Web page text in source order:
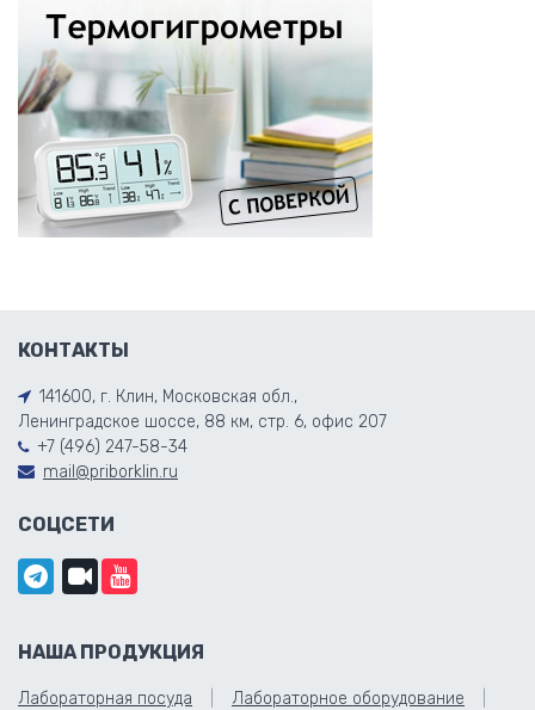
КОНТАКТЫ
141600, г. Клин, Московская обл.,
Ленинградское шоссе, 88 км, стр. 6, офис 207
+7 (496) 247-58-34
mail@priborklin.ru
СОЦСЕТИ
НАША ПРОДУКЦИЯ
Лабораторная посуда
Лабораторное оборудование